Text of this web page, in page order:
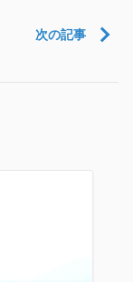
次の記事